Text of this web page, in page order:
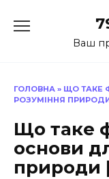
до
Ваш
ГОЛОВНА » ЩО ТАКЕ
РОЗУМІННЯ
Що таке
основи
природи